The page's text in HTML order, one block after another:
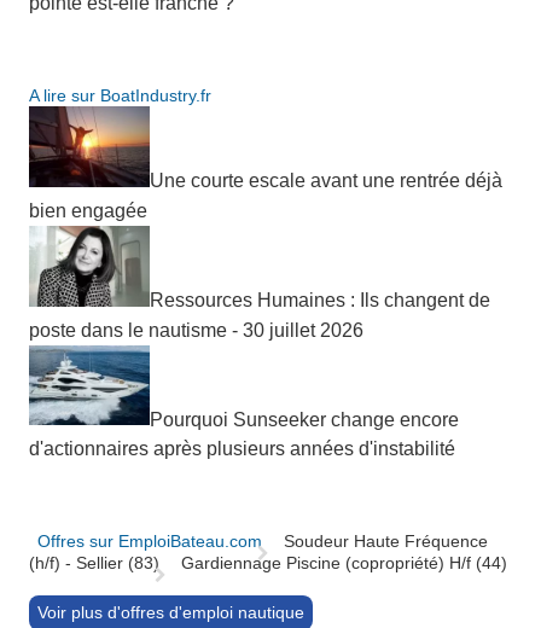
A lire sur BoatIndustry.fr
Une courte escale avant une rentrée déjà
bien engagée
Ressources Humaines : Ils changent de
poste dans le nautisme - 30 juillet 2026
Pourquoi Sunseeker change encore
d'actionnaires après plusieurs années d'instabilité
Offres sur EmploiBateau.com
Soudeur Haute Fréquence
(h/f) - Sellier (83)
Gardiennage Piscine (copropriété) H/f (44)
Voir plus d'offres d'emploi nautique